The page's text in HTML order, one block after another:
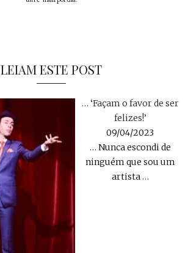
LEIAM ESTE POST
… ‘Façam o favor de ser
felizes!’
09/04/2023
… Nunca escondi de
ninguém que sou um
artista…